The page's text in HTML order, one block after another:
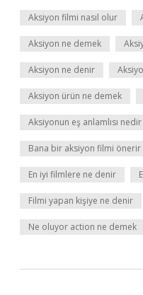
Aksiyon filmi nasıl olur
Aksiyon ne demek
Aksiyon ne denir
Aksiyon ürün ne demek
Aksiyonun eş anlamlısı nedir
Bana bir aksiyon filmi önerir
En iyi filmlere ne denir
Filmi yapan kişiye ne denir
Ne oluyor action ne demek